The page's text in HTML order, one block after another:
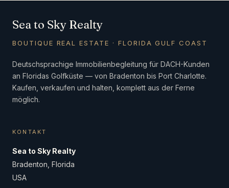
Sea to Sky Realty
BOUTIQUE REAL ESTATE · FLORIDA GULF COAST
Deutschsprachige Immobilienbegleitung für DACH-Kunden
an Floridas Golfküste — von Bradenton bis Port Charlotte.
Kaufen, verkaufen und halten, komplett aus der Ferne
möglich.
KONTAKT
Sea to Sky Realty
Bradenton, Florida
USA